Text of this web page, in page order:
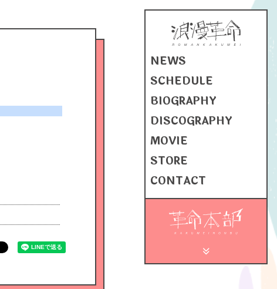
NEWS
SCHEDULE
BIOGRAPHY
DISCOGRAPHY
MOVIE
STORE
CONTACT